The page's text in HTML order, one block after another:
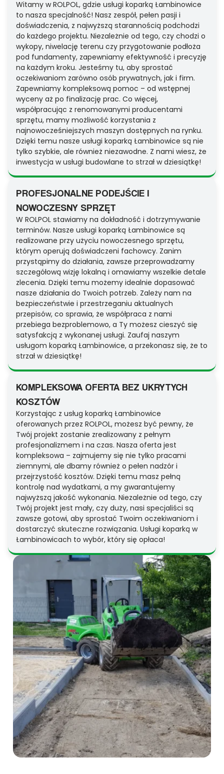
Witamy w ROLPOL, gdzie usługi koparką Łambinowice
to nasza specjalność! Nasz zespół, pełen pasji i
doświadczenia, z najwyższą starannością podchodzi
do każdego projektu. Niezależnie od tego, czy chodzi o
wykopy, niwelację terenu czy przygotowanie podłoża
pod fundamenty, zapewniamy efektywność i precyzję
na każdym kroku. Jesteśmy tu, aby sprostać
oczekiwaniom zarówno osób prywatnych, jak i firm.
Zapewniamy kompleksową pomoc – od wstępnej
wyceny aż po finalizację prac. Co więcej,
współpracując z renomowanymi producentami
sprzętu, mamy możliwość korzystania z
najnowocześniejszych maszyn dostępnych na rynku.
Dzięki temu nasze usługi koparką Łambinowice są nie
tylko szybkie, ale również niezawodne. Z nami wiesz, że
inwestycja w usługi budowlane to strzał w dziesiątkę!
PROFESJONALNE PODEJŚCIE I
NOWOCZESNY SPRZĘT
W ROLPOL stawiamy na dokładność i dotrzymywanie
terminów. Nasze usługi koparką Łambinowice są
realizowane przy użyciu nowoczesnego sprzętu,
którym operują doświadczeni fachowcy. Zanim
przystąpimy do działania, zawsze przeprowadzamy
szczegółową wizję lokalną i omawiamy wszelkie detale
zlecenia. Dzięki temu możemy idealnie dopasować
nasze działania do Twoich potrzeb. Zależy nam na
bezpieczeństwie i przestrzeganiu aktualnych
przepisów, co sprawia, że współpraca z nami
przebiega bezproblemowo, a Ty możesz cieszyć się
satysfakcją z wykonanej usługi. Zaufaj naszym
usługom koparką Łambinowice, a przekonasz się, że to
strzał w dziesiątkę!
KOMPLEKSOWA OFERTA BEZ UKRYTYCH
KOSZTÓW
Korzystając z usług koparką Łambinowice
oferowanych przez ROLPOL, możesz być pewny, że
Twój projekt zostanie zrealizowany z pełnym
profesjonalizmem i na czas. Nasza oferta jest
kompleksowa – zajmujemy się nie tylko pracami
ziemnymi, ale dbamy również o pełen nadzór i
przejrzystość kosztów. Dzięki temu masz pełną
kontrolę nad wydatkami, a my gwarantujemy
najwyższą jakość wykonania. Niezależnie od tego, czy
Twój projekt jest mały, czy duży, nasi specjaliści są
zawsze gotowi, aby sprostać Twoim oczekiwaniom i
dostarczyć skuteczne rozwiązania. Usługi koparką w
Łambinowicach to wybór, który się opłaca!